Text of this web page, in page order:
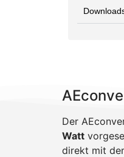
Der
Watt
direkt mit